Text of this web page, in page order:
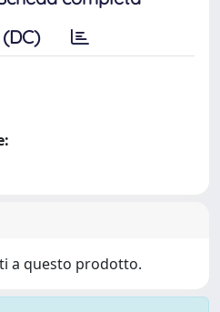
a questo prodotto.